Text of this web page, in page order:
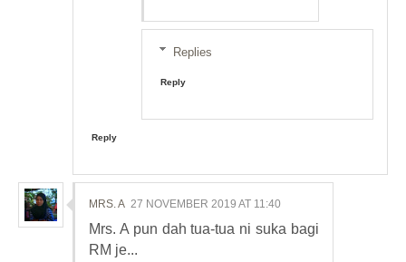
Replies
Reply
Reply
MRS. A 27 NOVEMBER 2019 AT 11:40
Mrs. A pun dah tua-tua ni suka bagi
RM je...